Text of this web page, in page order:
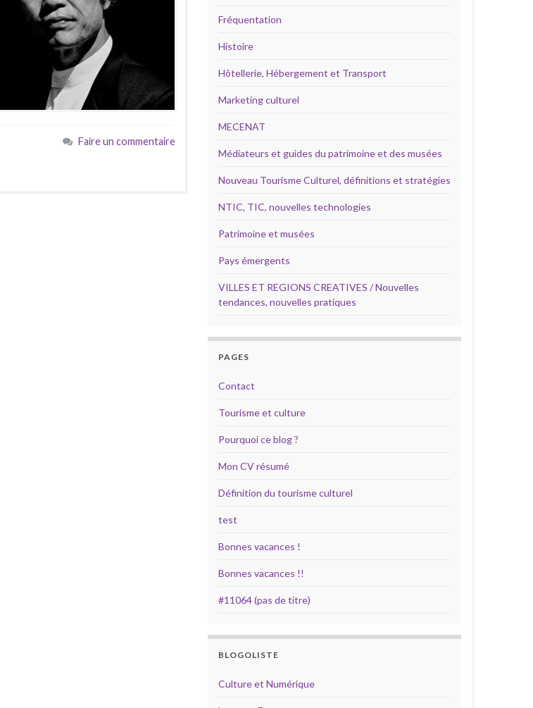
Faire un commentaire
Fréquentation
Histoire
Hôtellerie, Hébergement et Transport
Marketing culturel
MECENAT
Médiateurs et guides du patrimoine et des musées
Nouveau Tourisme Culturel, définitions et stratégies
NTIC, TIC, nouvelles technologies
Patrimoine et musées
Pays émergents
VILLES ET REGIONS CREATIVES / Nouvelles
tendances, nouvelles pratiques
PAGES
Contact
Tourisme et culture
Pourquoi ce blog ?
Mon CV résumé
Définition du tourisme culturel
test
Bonnes vacances !
Bonnes vacances !!
#11064 (pas de titre)
BLOGOLISTE
Culture et Numérique